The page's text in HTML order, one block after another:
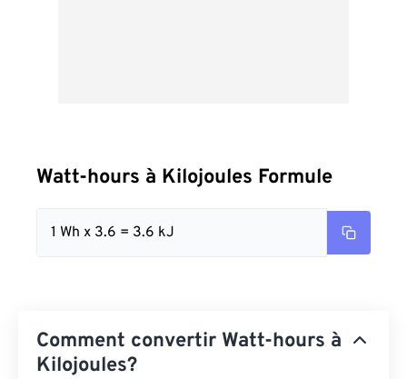
Watt-hours à Kilojoules Formule
1 Wh x 3.6 = 3.6 kJ
Comment convertir Watt-hours à
Kilojoules?